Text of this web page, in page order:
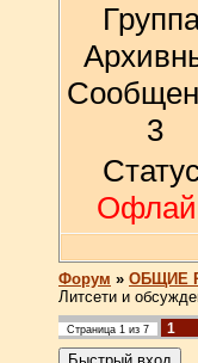
3
Форум » ОБЩИЕ
Литсети и
Страница 1 из 7 1